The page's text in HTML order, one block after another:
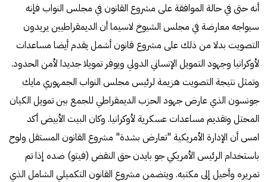
أنه حتى في حالة الموافقة على مشروع القانون في مجلس النواب فإنه
سيواجه معارضة في مجلس الشيوخ لاسيما أن الديمقراطيين يريدون
التصويت بدلا من ذلك على مشروع قانون أشمل يقدم أيضا مساعدات
لأوكرانيا وجهود التمويل الإنساني الدولي ويوفر تمويلا جديدا لأمن الحدود.
وتمثل نتيجة التصويت هزيمة لرئيس مجلس النواب الجمهوري مايك
جونسون الذي عارض جهود الحزب الديمقراطي للجمع بين تمويل الكيان
المحتل وتقديم مساعدات عسكرية لأوكرانيا. وكان البيت الأبيض أكد
امس أن الإدارة الأمريكية "تعارض بشدة" مشروع القانون المستقل ولوح
باستخدام الرئيس الأمريكي جو بايدن حق النقض (فيتو) ضده إذا تم
تمريره وأحيل إلى مكتبه. ويتضمن مشروع القانون التكميلي الشامل الذي